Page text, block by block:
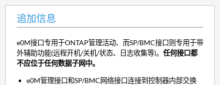
追加信息
e0M接口专用于ONTAP管理活动、而SP/BMC接口则专用于带
外辅助功能(远程开机/关机/状态、日志收集等)。 任何接口都
不应位于任何数据子网中。
e0M管理接口和SP/BMC网络接口连接到控制器内部交换